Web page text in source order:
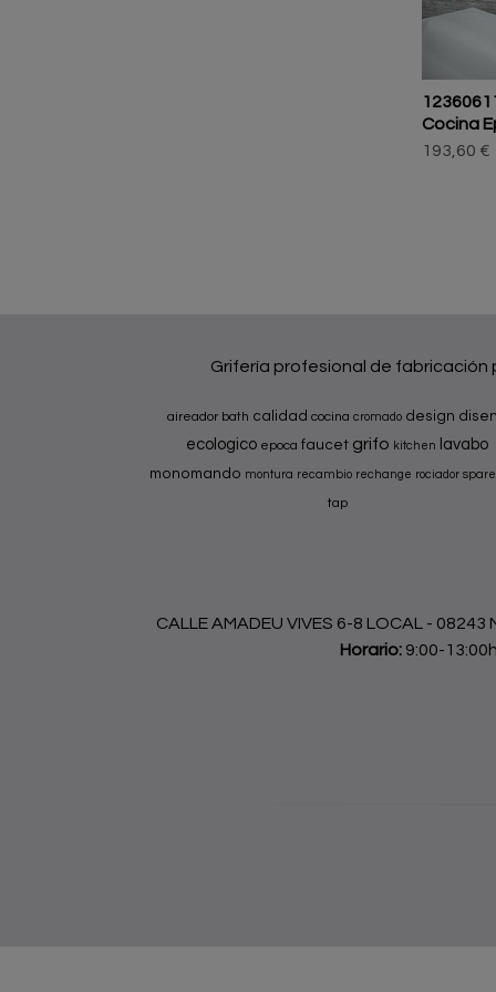
Cocina
193,60 €
Grifería profesional de fabricación
aireador bath calidad cocina cromado design
ecologico epoca faucet grifo kitchen lavabo
monomando montura recambio rechange rociador
tap
CALLE AMADEU VIVES 6-8 LOCAL -
Horario: 9:00-